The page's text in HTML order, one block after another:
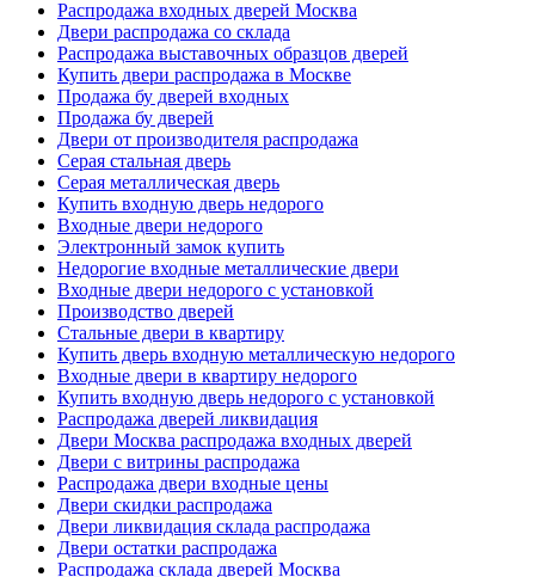
Распродажа входных дверей Москва
Двери распродажа со склада
Распродажа выставочных образцов дверей
Купить двери распродажа в Москве
Продажа бу дверей входных
Продажа бу дверей
Двери от производителя распродажа
Серая стальная дверь
Серая металлическая дверь
Купить входную дверь недорого
Входные двери недорого
Электронный замок купить
Недорогие входные металлические двери
Входные двери недорого с установкой
Производство дверей
Стальные двери в квартиру
Купить дверь входную металлическую недорого
Входные двери в квартиру недорого
Купить входную дверь недорого с установкой
Распродажа дверей ликвидация
Двери Москва распродажа входных дверей
Двери с витрины распродажа
Распродажа двери входные цены
Двери скидки распродажа
Двери ликвидация склада распродажа
Двери остатки распродажа
Распродажа склада дверей Москва